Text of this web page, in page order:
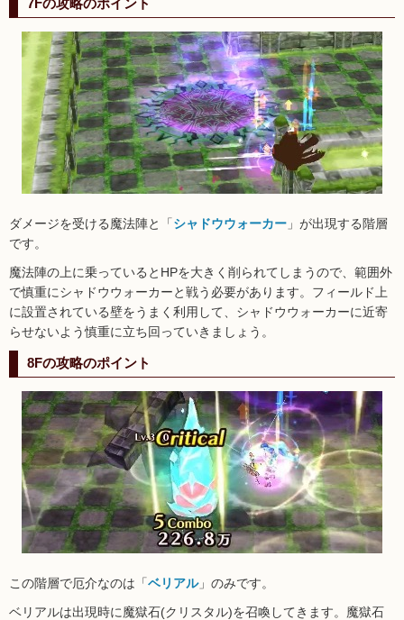
ダメージを受ける魔法陣と「シャドウウォーカー 」が出現する階層
です。
魔法陣の上に乗っているとHPを大きく削られてしまうので、範囲外
で慎重にシャドウウォーカーと戦う必要があります。フィールド上
に設置されている壁をうまく利用して、シャドウウォーカーに近寄
らせないよう慎重に立ち回っていきましょう。
8Fの攻略のポイント
この階層で厄介なのは「ベリアル」のみです。
ベリアルは出現時に魔獄石(クリスタル)を召喚してきます。魔獄石